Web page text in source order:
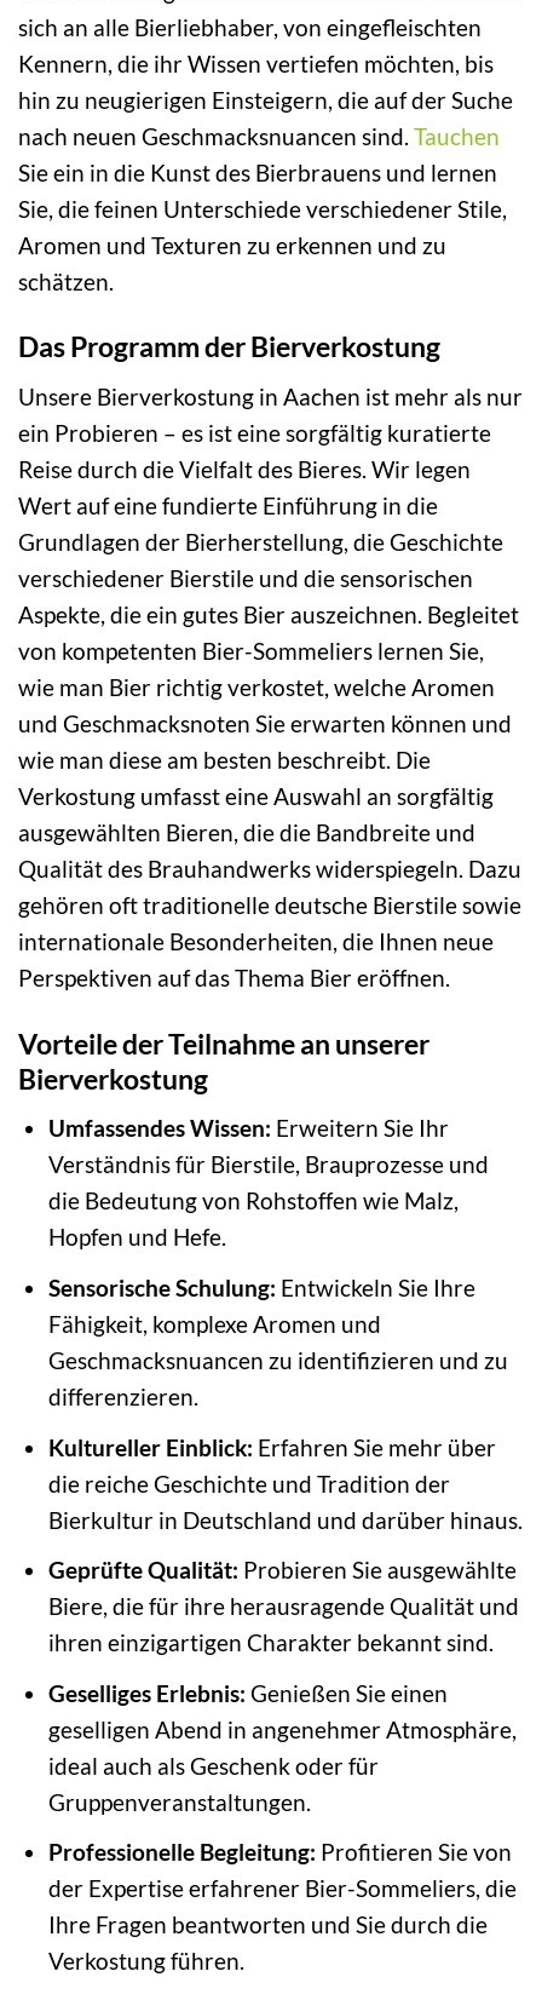
sich an alle Bierliebhaber, von eingefleischten
Kennern, die ihr Wissen vertiefen möchten, bis
hin zu neugierigen Einsteigern, die auf der Suche
nach neuen Geschmacksnuancen sind. Tauchen
Sie ein in die Kunst des Bierbrauens und lernen
Sie, die feinen Unterschiede verschiedener Stile,
Aromen und Texturen zu erkennen und zu
schätzen.
Das Programm der Bierverkostung
Unsere Bierverkostung in Aachen ist mehr als nur
ein Probieren – es ist eine sorgfältig kuratierte
Reise durch die Vielfalt des Bieres. Wir legen
Wert auf eine fundierte Einführung in die
Grundlagen der Bierherstellung, die Geschichte
verschiedener Bierstile und die sensorischen
Aspekte, die ein gutes Bier auszeichnen. Begleitet
von kompetenten Bier-Sommeliers lernen Sie,
wie man Bier richtig verkostet, welche Aromen
und Geschmacksnoten Sie erwarten können und
wie man diese am besten beschreibt. Die
Verkostung umfasst eine Auswahl an sorgfältig
ausgewählten Bieren, die die Bandbreite und
Qualität des Brauhandwerks widerspiegeln. Dazu
gehören oft traditionelle deutsche Bierstile sowie
internationale Besonderheiten, die Ihnen neue
Perspektiven auf das Thema Bier eröffnen.
Vorteile der Teilnahme an unserer
Bierverkostung
Umfassendes Wissen: Erweitern Sie Ihr
Verständnis für Bierstile, Brauprozesse und
die Bedeutung von Rohstoffen wie Malz,
Hopfen und Hefe.
Sensorische Schulung: Entwickeln Sie Ihre
Fähigkeit, komplexe Aromen und
Geschmacksnuancen zu identifizieren und zu
differenzieren.
Kultureller Einblick: Erfahren Sie mehr über
die reiche Geschichte und Tradition der
Bierkultur in Deutschland und darüber hinaus.
Geprüfte Qualität: Probieren Sie ausgewählte
Biere, die für ihre herausragende Qualität und
ihren einzigartigen Charakter bekannt sind.
Geselliges Erlebnis: Genießen Sie einen
geselligen Abend in angenehmer Atmosphäre,
ideal auch als Geschenk oder für
Gruppenveranstaltungen.
Professionelle Begleitung: Profitieren Sie von
der Expertise erfahrener Bier-Sommeliers, die
Ihre Fragen beantworten und Sie durch die
Verkostung führen.